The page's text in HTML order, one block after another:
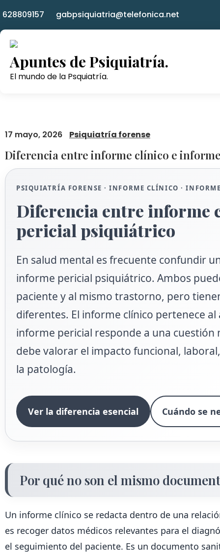
to
content
628809157 gabpsiquiatria@telefonica.net
Apuntes de Psiquiatría.
El mundo de la Psquiatría.
17 mayo, 2026 Psiquiatría forense
Diferencia entre informe clínico e
PSIQUIATRÍA FORENSE · INFORME CLÍNICO ·
Diferencia entre informe
pericial psiquiátrico
En salud mental es frecuente confundir
informe pericial psiquiátrico. Ambos
paciente y al mismo trastorno, pero
diferentes. El informe clínico pertenece
informe pericial responde a una cuestión
debe valorar el impacto funcional,
la patología.
Ver la diferencia esencial Cuándo se
Por qué no son el mismo
Un informe clínico se redacta dentro de una
es recoger datos médicos relevantes para el
el seguimiento del paciente. Es un documento